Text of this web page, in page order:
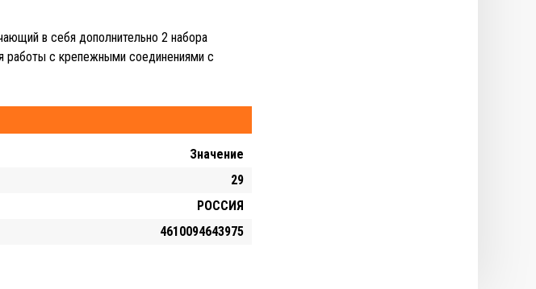
в себя дополнительно 2 набора
работы с крепежными соединениями с
Значение
29
РОССИЯ
4610094643975